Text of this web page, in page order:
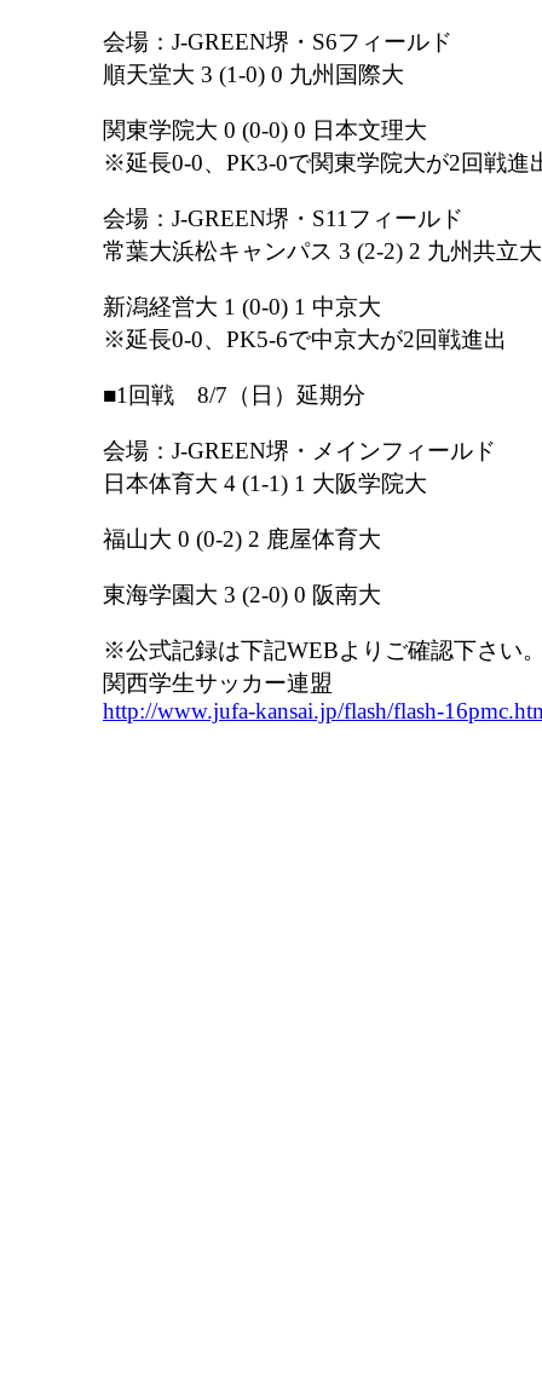
会場：J-GREEN堺・S6フィールド
順天堂大 3 (1-0) 0 九州国際大
関東学院大 0 (0-0) 0 日本文理大
※延長0-0、PK3-0で関東学院大が2回戦進
会場：J-GREEN堺・S11フィールド
常葉大浜松キャンパス 3 (2-2) 2 九州共立大
新潟経営大 1 (0-0) 1 中京大
※延長0-0、PK5-6で中京大が2回戦進出
■1回戦 8/7（日）延期分
会場：J-GREEN堺・メインフィールド
日本体育大 4 (1-1) 1 大阪学院大
福山大 0 (0-2) 2 鹿屋体育大
東海学園大 3 (2-0) 0 阪南大
※公式記録は下記WEBよりご確認下さい
関西学生サッカー連盟
http://www.jufa-kansai.jp/flash/flash-